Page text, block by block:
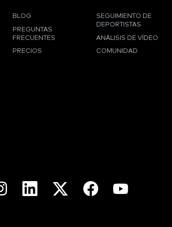
BLOG
PREGUNTAS
FRECUENTES
PRECIOS
SEGUIMIENTO DE
DEPORTISTAS
ANÁLISIS DE VÍDEO
COMUNIDAD